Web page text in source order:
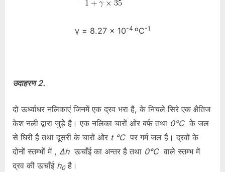
γ = 8.27 × 10-4 ºC-1
उदाहरण 2.
दो ऊर्ध्वाधर नलिकाएं जिनमें एक द्रव भरा है, के निचले सिरे एक क्षैतिज
केश नली द्वारा जुड़े है। एक नलिका चारों ओर बर्फ तथा 0°Cके जल
से घिरी है तथा दूसरी के चारों ओर t °C पर गर्म जल है। द्रवों के
दोनों स्तम्भों में , Δhऊचाँई का अन्तर है तथा 0°Cवाले स्तम्भ में
द्रव की ऊचाँई h0है।